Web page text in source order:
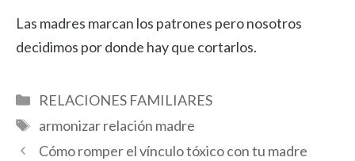
Las madres marcan los patrones pero nosotros
decidimos por donde hay que cortarlos.
Categorías
RELACIONES FAMILIARES
Etiquetas
armonizar relación madre
Cómo romper el vínculo tóxico con tu madre